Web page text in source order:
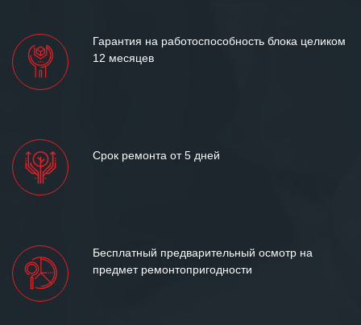
Гарантия на работоспособность блока целиком
12 месяцев
Срок ремонта от 5 дней
Бесплатный предварительный осмотр на
предмет ремонтопригодности